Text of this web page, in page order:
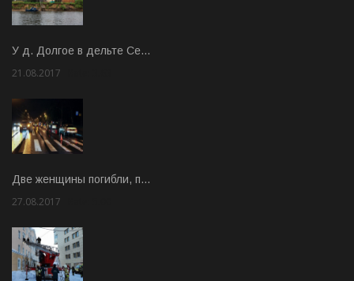
У д. Долгое в дельте Се…
21.08.2017
Две женщины погибли, п…
27.08.2017